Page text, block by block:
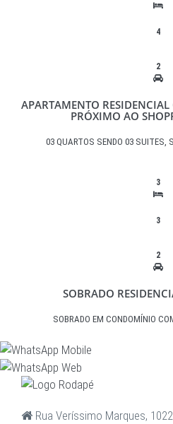
4
2
APARTAMENTO
PRÓXIMO AO
03 QUARTOS SENDO 03 SUITES,
3
3
2
SOBRADO
SOBRADO EM CONDOMÍNIO
Rua Veríssimo Marques, 1022